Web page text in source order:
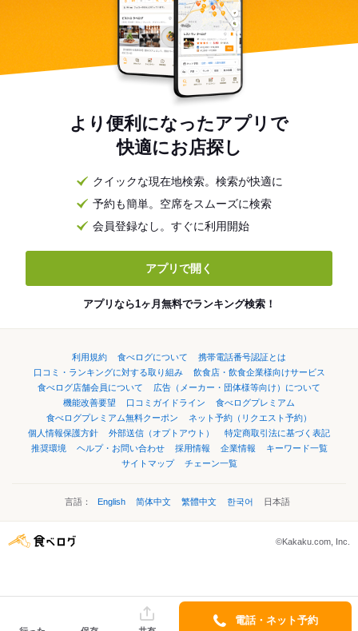
より便利になったアプリで
快適にお店探し
クイックな現在地検索。検索が快適に
予約も簡単。空席をスムーズに検索
会員登録なし。すぐに利用開始
アプリで開く
アプリなら1ヶ月無料でランキング検索！
利用規約 食べログについて
携帯電話番号認証とは
口コミ・ランキングに対する取り組み
飲食店・飲食企業様向けサービス
食べログ店舗会員について
広告（メーカー・団体様等向け）について
機能改善要望
口コミガイドライン
食べログプレミアム
食べログプレミアム無料クーポン
ネット予約（リクエスト予約）
個人情報保護方針
外部送信（オプトアウト）
特定商取引法に基づく表記
推奨環境
ヘルプ・お問い合わせ 採用情報 企業情報
キーワード一覧
サイトマップ
チェーン一覧
言語： English 简体中文 繁體中文 한국어 日本語
©Kakaku.com, Inc.
電話・ネット予約